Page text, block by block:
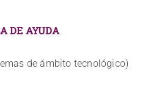
DE AYUDA
de ámbito tecnológico)